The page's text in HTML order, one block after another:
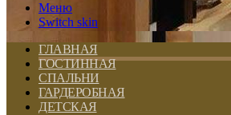
Меню
Switch skin
ГЛАВНАЯ
ГОСТИННАЯ
СПАЛЬНИ
ГАРДЕРОБНАЯ
ДЕТСКАЯ